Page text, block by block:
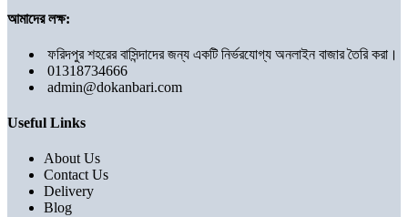
আমাদের লক্ষ:
ফরিদপুর শহরের বাসিন্দাদের জন্য একটি নির্ভরযোগ্য অনলাইন বাজার তৈরি করা।
01318734666
admin@dokanbari.com
Useful Links
About Us
Contact Us
Delivery
Blog